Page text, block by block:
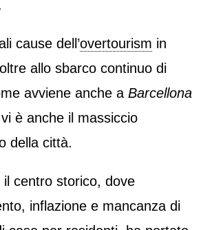
cause dell’overtourism in
allo sbarco continuo di
avviene anche a Barcellona
è anche il massiccio
della città.
il centro storico, dove
inflazione e mancanza di